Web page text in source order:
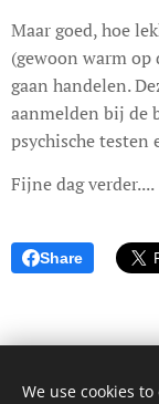
Maar goed, hoe
(gewoon warm op
gaan handelen.
aanmelden bij de
psychische testen
Fijne dag verder....
Share
We use cookies